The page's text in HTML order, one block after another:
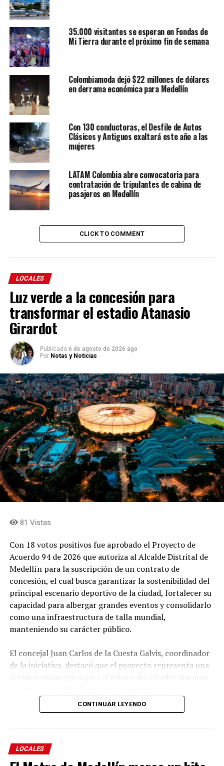
35.000 visitantes se esperan en Fondas de
Mi Tierra durante el próximo fin de semana
Colombiamoda dejó $22 millones de dólares
en derrama económica para Medellín
Con 130 conductoras, el Desfile de Autos
Clásicos y Antiguos exaltará este año a las
mujeres
LATAM Colombia abre convocatoria para
contratación de tripulantes de cabina de
pasajeros en Medellín
CLICK TO COMMENT
LOCALES
Luz verde a la concesión para
transformar el estadio Atanasio
Girardot
Publicado 6 de agosto de 2026 ago
Por Notas y Noticias
81 Vistas
Con 18 votos positivos fue aprobado el Proyecto de
Acuerdo 94 de 2026 que autoriza al Alcalde Distrital de
Medellín para la suscripción de un contrato de
concesión, el cual busca garantizar la sostenibilidad del
principal escenario deportivo de la ciudad, fortalecer su
capacidad para albergar grandes eventos y consolidarlo
como una infraestructura de talla mundial,
manteniendo su carácter público.
El concejal Juan Carlos de la Cuesta Galvis, coordinador
de la iniciativa, destacó que el proyecto representa una
adelantado por el Concejo durante su estudio.
Explicó que el objetivo es autorizar al Alcalde para
modernizar, financiar, construir, operar, mantener y
aprovechar comercialmente el escenario deportivo,
CONTINUAR LEYENDO
LOCALES